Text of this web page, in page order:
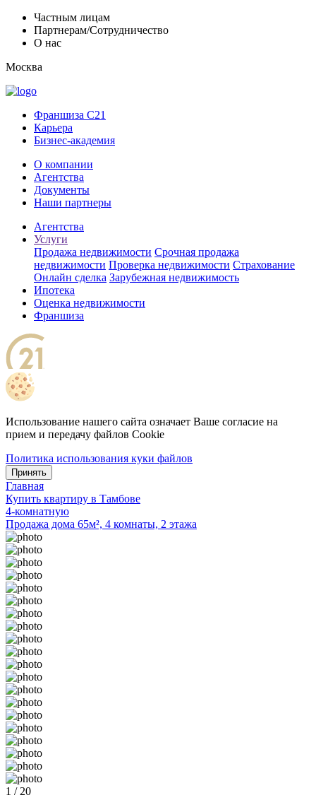
Частным лицам
Партнерам/Сотрудничество
О нас
Москва
Франшиза C21
Карьера
Бизнес-академия
О компании
Агентства
Документы
Наши партнеры
Агентства
Услуги
Продажа недвижимости Срочная продажа
недвижимости Проверка недвижимости Страхование
Онлайн сделка Зарубежная недвижимость
Ипотека
Оценка недвижимости
Франшиза
Использование нашего сайта означает Ваше согласие на
прием и передачу файлов Cookie
Политика использования куки файлов
Принять
Главная
Купить квартиру в Тамбове
4-комнатную
Продажа дома 65м², 4 комнаты, 2 этажа
1 / 20